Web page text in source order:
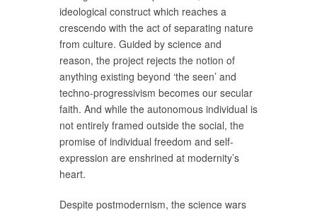
ideological construct which reaches a
crescendo with the act of separating nature
from culture. Guided by science and
reason, the project rejects the notion of
anything existing beyond ‘the seen’ and
techno-progressivism becomes our secular
faith. And while the autonomous individual is
not entirely framed outside the social, the
promise of individual freedom and self-
expression are enshrined at modernity’s
heart.
Despite postmodernism, the science wars